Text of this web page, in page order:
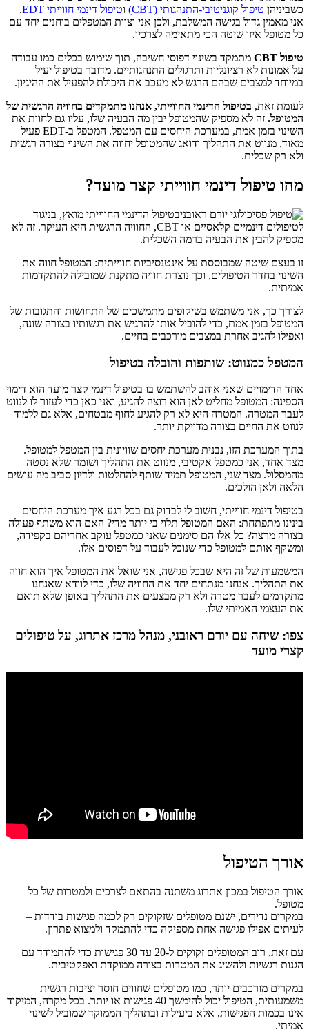
כשביניהן טיפול קוגניטיבי-התנהגותי (CBT) וטיפול דינמי חווייתי EDT
.
אני מאמין גדול בגישה המשלבת, ולכן אני וצוות המטפלים בוחנים יחד עם
כל מטופל איזו שיטה הכי מתאימה לצרכיו.
טיפול CBT
מתמקד בשינוי דפוסי חשיבה, תוך שימוש בכלים כמו עבודה
על אמונות לא רציונליות ותרגולים התנהגותיים. מדובר בטיפול יעיל
במיוחד למצבים שבהם הרגש לא מעכב את היכולת להפעיל את ההיגיון.
לעומת זאת, בטיפול הדינמי החווייתי, אנחנו מתמקדים בחוויה הרגשית של
המטופל. זה לא מספיק שהמטופל יבין מה הבעיה שלו, עליו גם לחוות את
השינוי בזמן אמת, במערכת היחסים עם המטפל. המטפל ב-EDT פעיל
מאוד, מנווט את התהליך ודואג שהמטופל יחווה את השינוי בצורה רגשית
ולא רק שכלית.
מהו טיפול דינמי חווייתי קצר מועד?
בטיפול הדינמי החווייתי מואץ, בניגוד
לטיפולים דינמיים קלאסיים או CBT, החוויה הרגשית היא העיקר. זה לא
מספיק להבין את הבעיה ברמה השכלית.
זו בעצם שיטה שמבוססת על אינטנסיביות חווייתית: המטופל חווה את
השינוי בחדר הטיפולים, וכך נוצרת חוויה מתקנת שמובילה להתקדמות
אמיתית.
לצורך כך, אני משתמש בשיקופים מתמשכים של התחושות והתגובות של
המטופל בזמן אמת, כדי להוביל אותו להרגיש את רגשותיו בצורה שונה,
ואפילו להגיב אחרת במצבים מורכבים בחיים.
המטפל כמנווט: שותפות והובלה בטיפול
אחד הדימויים שאני אוהב להשתמש בו בטיפול דינמי קצר מועד הוא דימוי
הספינה: המטופל מחליט לאן הוא רוצה להגיע, ואני כאן כדי לעזור לו לנווט
לעבר המטרה. המטרה היא לא רק להגיע לחוף מבטחים, אלא גם ללמוד
לנווט את החיים בצורה מדויקת יותר.
בתוך המערכת הזו, נבנית מערכת יחסים שוויונית בין המטפל למטופל.
מצד אחד, אני כמטפל אקטיבי, מנווט את התהליך ושומר שלא נסטה
מהמסלול. מצד שני, המטופל תמיד שותף להחלטות ולדיון סביב מה עושים
הלאה ולאן הולכים.
בטיפול דינמי חווייתי, חשוב לי לבדוק גם בכל רגע איך מערכת היחסים
בינינו מתפתחת: האם המטופל תלוי בי יותר מדי? האם הוא משתף פעולה
בצורה מרצה? כל אלו הם סימנים שאני כמטפל עוקב אחריהם בקפידה,
ומשקף אותם למטופל כדי שנוכל לעבוד על דפוסים אלו.
המשמעות של זה היא שבכל פגישה, אני שואל את המטופל איך הוא חווה
את התהליך. אנחנו מנתחים יחד את החוויה שלו, כדי לוודא שאנחנו
מתקדמים לעבר מטרה ולא רק מבצעים את התהליך באופן שלא תואם
את העצמי האמיתי שלו.
צפו: שיחה עם יורם ראובני, מנהל מרכז אתרוג, על טיפולים
קצרי מועד
אורך הטיפול
אורך הטיפול במכון אתרוג משתנה בהתאם לצרכים ולמטרות של כל
מטופל.
במקרים נדירים, ישנם מטופלים שזקוקים רק לכמה פגישות בודדות –
לעיתים אפילו פגישה אחת מספיקה כדי להתמקד ולמצוא פתרון.
עם זאת, רוב המטופלים זקוקים ל-20 עד 30 פגישות כדי להתמודד עם
הגנות רגשיות ולהשיג את המטרות בצורה ממוקדת ואפקטיבית.
במקרים מורכבים יותר, כמו מטופלים שחווים חוסר יציבות רגשית
משמעותית, הטיפול יכול להימשך 40 פגישות או יותר. בכל מקרה, המיקוד
אינו בכמות הפגישות, אלא ביעילות ובתהליך הממוקד שמוביל לשינוי
אמיתי.